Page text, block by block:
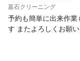
墓石クリーニング
予約も簡単に出来作
す またよろしくお願